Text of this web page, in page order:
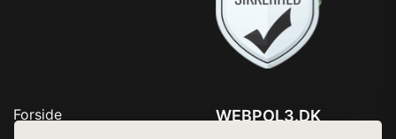
Forside
WEBPOL3.DK